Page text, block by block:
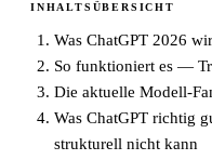
INHALTSÜBERSICHT
Was ChatGPT 2026
So funktioniert es —
Die aktuelle Modell-
Was ChatGPT richtig
strukturell nicht kann